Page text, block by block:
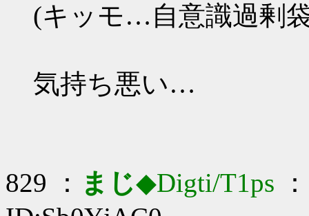
(キッモ…自意識過剰
気持ち悪い…
829 ： まじ◆Digti/T1ps